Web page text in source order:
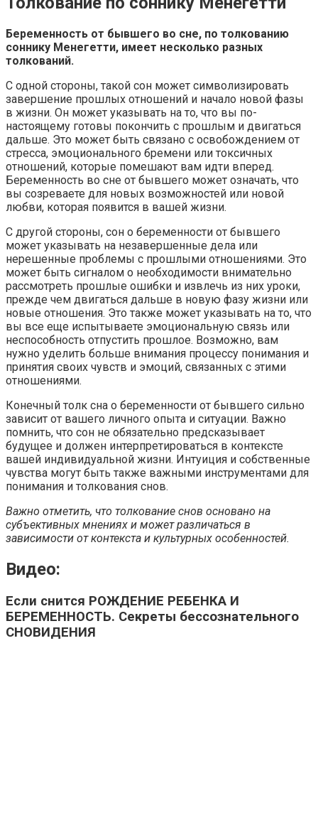
Беременность от бывшего во сне, по толкованию
соннику Менегетти, имеет несколько разных
толкований.
С одной стороны, такой сон может символизировать
завершение прошлых отношений и начало новой фазы
в жизни. Он может указывать на то, что вы по-
настоящему готовы покончить с прошлым и двигаться
дальше. Это может быть связано с освобождением от
стресса, эмоционального бремени или токсичных
отношений, которые помешают вам идти вперед.
Беременность во сне от бывшего может означать, что
вы созреваете для новых возможностей или новой
любви, которая появится в вашей жизни.
С другой стороны, сон о беременности от бывшего
может указывать на незавершенные дела или
нерешенные проблемы с прошлыми отношениями. Это
может быть сигналом о необходимости внимательно
рассмотреть прошлые ошибки и извлечь из них уроки,
прежде чем двигаться дальше в новую фазу жизни или
новые отношения. Это также может указывать на то, что
вы все еще испытываете эмоциональную связь или
неспособность отпустить прошлое. Возможно, вам
нужно уделить больше внимания процессу понимания и
принятия своих чувств и эмоций, связанных с этими
отношениями.
Конечный толк сна о беременности от бывшего сильно
зависит от вашего личного опыта и ситуации. Важно
помнить, что сон не обязательно предсказывает
будущее и должен интерпретироваться в контексте
вашей индивидуальной жизни. Интуиция и собственные
чувства могут быть также важными инструментами для
понимания и толкования снов.
Важно отметить, что толкование снов основано на
субъективных мнениях и может различаться в
зависимости от контекста и культурных особенностей.
Видео:
Если снится РОЖДЕНИЕ РЕБЕНКА И
БЕРЕМЕННОСТЬ. Секреты бессознательного
СНОВИДЕНИЯ